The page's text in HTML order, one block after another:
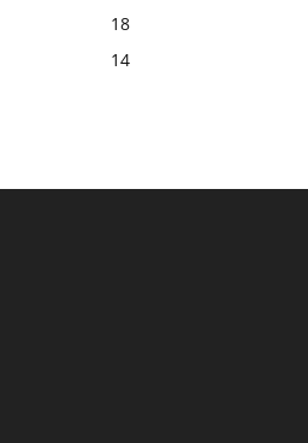
18
14